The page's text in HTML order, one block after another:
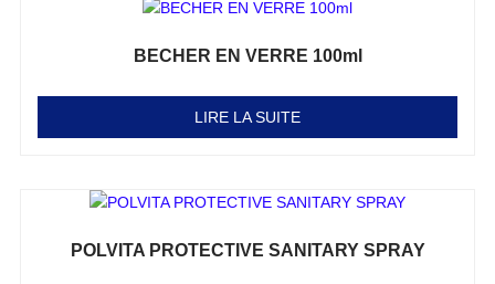
BECHER EN VERRE 100ml
LIRE LA SUITE
POLVITA PROTECTIVE SANITARY SPRAY